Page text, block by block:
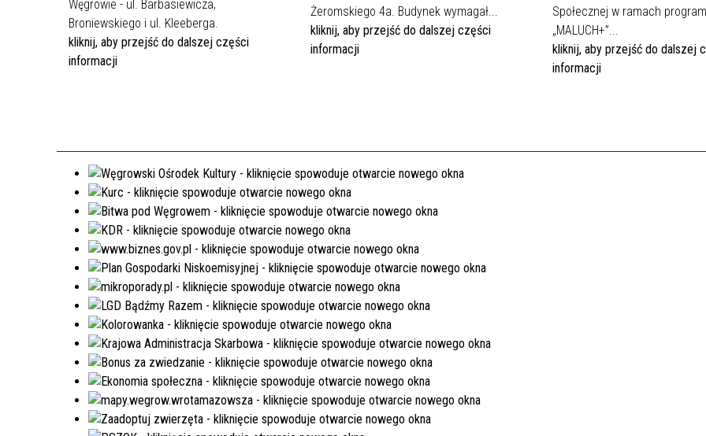
Węgrowie - ul. Barbasiewicza,
Broniewskiego i ul. Kleeberga.
kliknij, aby przejść do dalszej części
informacji
Żeromskiego 4a. Budynek wymagał...
kliknij, aby przejść do dalszej części
informacji
Społecznej w ramach
„MALUCH+”...
kliknij, aby przejść do dalszej
informacji